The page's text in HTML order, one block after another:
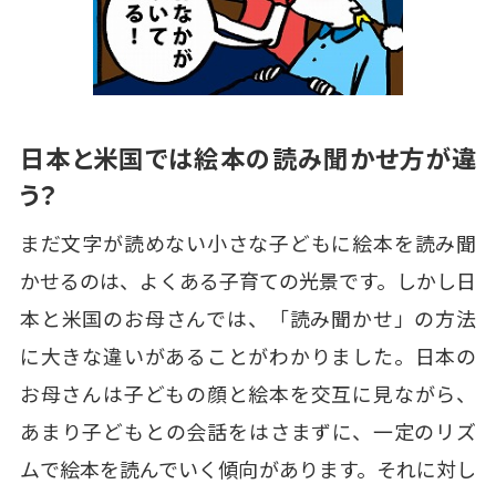
日本と米国では絵本の読み聞かせ方が違
う？
まだ文字が読めない小さな子どもに絵本を読み聞
かせるのは、よくある子育ての光景です。しかし日
本と米国のお母さんでは、「読み聞かせ」の方法
に大きな違いがあることがわかりました。日本の
お母さんは子どもの顔と絵本を交互に見ながら、
あまり子どもとの会話をはさまずに、一定のリズ
ムで絵本を読んでいく傾向があります。それに対し